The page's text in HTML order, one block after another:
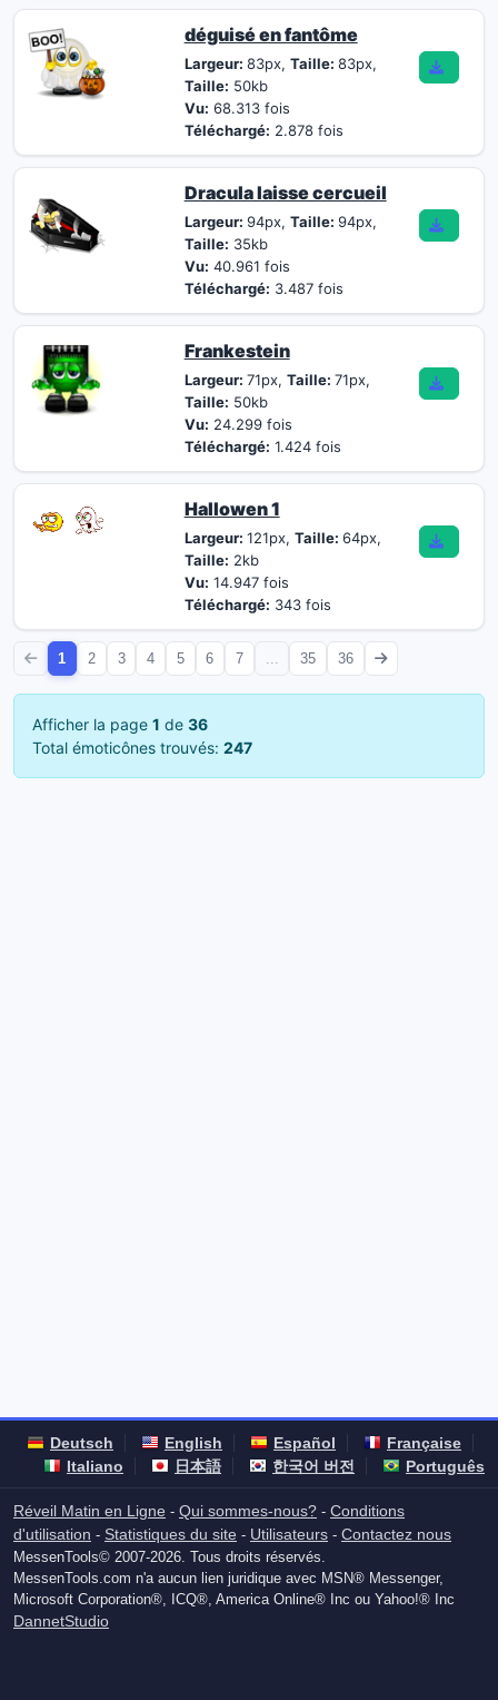
déguisé en fantôme
Largeur: 83px, Taille: 83px,
Taille: 50kb
Vu: 68.313 fois
Téléchargé: 2.878 fois
Dracula laisse cercueil
Largeur: 94px, Taille: 94px,
Taille: 35kb
Vu: 40.961 fois
Téléchargé: 3.487 fois
Frankestein
Largeur: 71px, Taille: 71px,
Taille: 50kb
Vu: 24.299 fois
Téléchargé: 1.424 fois
Hallowen 1
Largeur: 121px, Taille: 64px,
Taille: 2kb
Vu: 14.947 fois
Téléchargé: 343 fois
1 2 3 4 5 6 7 35 36
Afficher la page 1 de 36
Total émoticônes trouvés: 247
Deutsch English Español
Française
Italiano
日本語 한국어 버전 Português
Réveil Matin en Ligne - Qui sommes-nous? - Conditions
d'utilisation - Statistiques du site - Utilisateurs - Contactez nous
MessenTools© 2007-2026. Tous droits réservés.
MessenTools.com n'a aucun lien juridique avec MSN® Messenger,
Microsoft Corporation®, ICQ®, America Online® Inc ou Yahoo!® Inc
DannetStudio